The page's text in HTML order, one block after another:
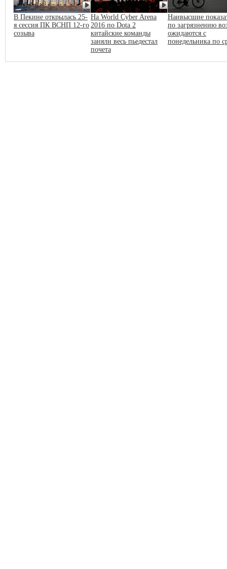
В Пекине открылась 25-
я сессия ПК ВСНП 12-го
созыва
На World Cyber Arena
2016 по Dota 2
китайские команды
заняли весь пьедестал
почета
Наивысшие
по загрязнению
ожидаются с
понедельника по